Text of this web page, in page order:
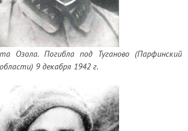
Озола. Погибла под Туганово (Парфинский
9 декабря 1942 г.